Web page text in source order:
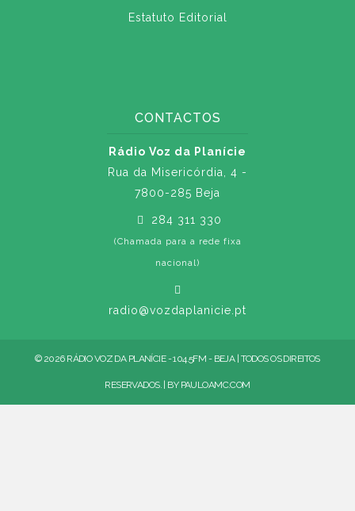
Estatuto Editorial
CONTACTOS
Rádio Voz da Planície
Rua da Misericórdia, 4 -
7800-285 Beja
284 311 330
(Chamada para a rede fixa
nacional)
radio@vozdaplanicie.pt
© 2026 RÁDIO VOZ DA PLANÍCIE - 104.5FM - BEJA | TODOS OS DIREITOS
RESERVADOS. | BY PAULOAMC.COM